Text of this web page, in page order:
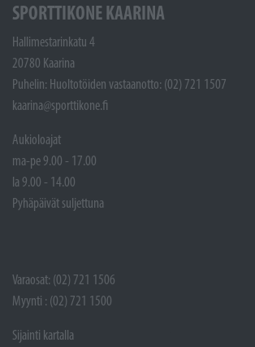
SPORTTIKONE KAARINA
Hallimestarinkatu 4
20780 Kaarina
Puhelin: Huoltotöiden vastaanotto: (02) 721 1507
kaarina@sporttikone.fi
Aukioloajat
ma-pe 9.00 - 17.00
la 9.00 - 14.00
Pyhäpäivät suljettuna
Varaosat: (02) 721 1506
Myynti : (02) 721 1500
Sijainti kartalla